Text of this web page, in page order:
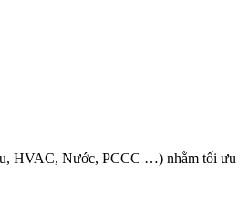
HVAC, Nước, PCCC …) nhằm tối ưu